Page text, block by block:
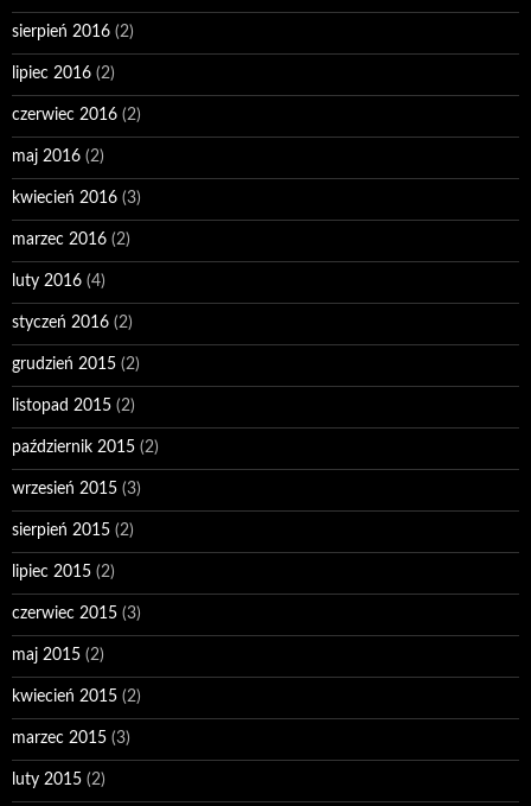
sierpień 2016 (2)
lipiec 2016 (2)
czerwiec 2016 (2)
maj 2016 (2)
kwiecień 2016 (3)
marzec 2016 (2)
luty 2016 (4)
styczeń 2016 (2)
grudzień 2015 (2)
listopad 2015 (2)
październik 2015 (2)
wrzesień 2015 (3)
sierpień 2015 (2)
lipiec 2015 (2)
czerwiec 2015 (3)
maj 2015 (2)
kwiecień 2015 (2)
marzec 2015 (3)
luty 2015 (2)